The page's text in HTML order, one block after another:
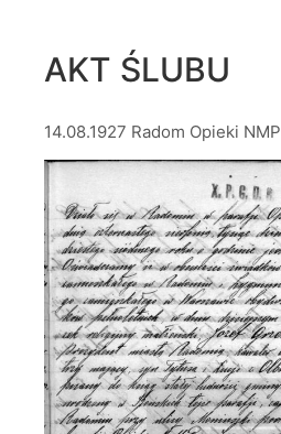
AKT ŚLUBU
14.08.1927 Radom Opieki NMP